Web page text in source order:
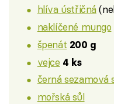
hlíva ústřičná
naklíčené mungo
špenát 200 g
vejce 4 ks
černá sezamová
mořská sůl